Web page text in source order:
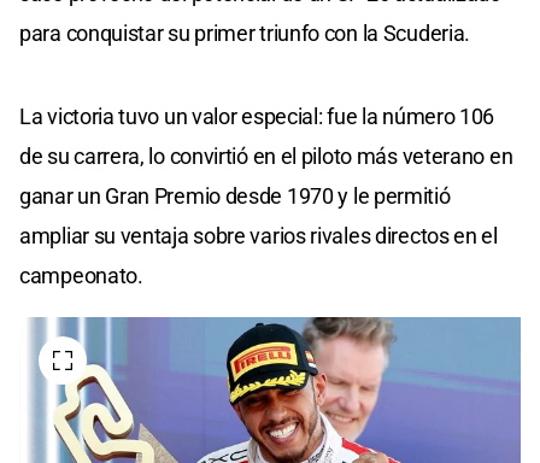
para conquistar su primer triunfo con la Scuderia.
La victoria tuvo un valor especial: fue la número 106
de su carrera, lo convirtió en el piloto más veterano en
ganar un Gran Premio desde 1970 y le permitió
ampliar su ventaja sobre varios rivales directos en el
campeonato.